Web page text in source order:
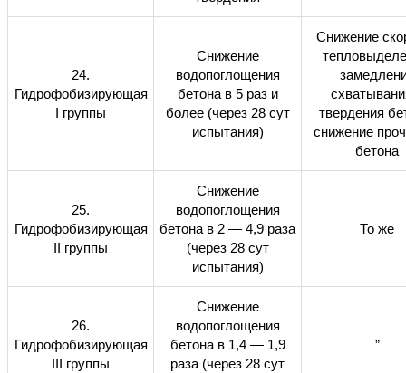
24.
Гидрофобизирующая
I группы
Снижение
водопоглощения
бетона в 5 раз и
более (через 28 сут
испытания)
Снижение
твердения
снижение
бетона
25.
Гидрофобизирующая
II группы
Снижение
водопоглощения
бетона в 2 — 4,9 раза
(через 28 сут
испытания)
То же
26.
Гидрофобизирующая
III группы
Снижение
водопоглощения
бетона в 1,4 — 1,9
раза (через 28 сут
”